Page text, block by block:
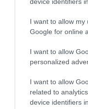
device identifiers
I want to allow
Google for online
I want to allow
personalized
I want to allow
related to
device identifiers
ΑΑΔΕ: Διευκρινίσεις
για τα πρόστιμα σε
παραβάσεις που
31.07.2026
Τεχνητή Νοημοσύνη
δεν είναι απλώς μια
νέα τεχνολογία,
31.07.2026